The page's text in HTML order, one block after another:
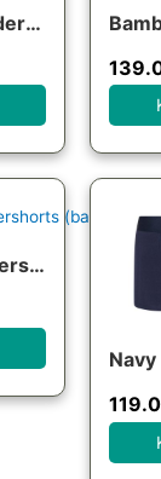
Bambus underbukser i sort med ekstra benlængde til mænd
Grønne boxershorts (bambus), str. 5XL